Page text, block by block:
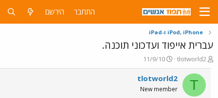
התחבר הירשם
iPod, iPhone ו-iPad
עברית אייפוד ועדכוני תוכנה.
פ
ו
ת
ח
ה
tlotworld2
פ
ו
ר
ם
11/9/10
T
tlotworld2
New member